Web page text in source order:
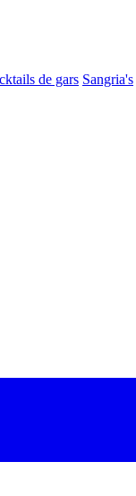
de gars Sangria's